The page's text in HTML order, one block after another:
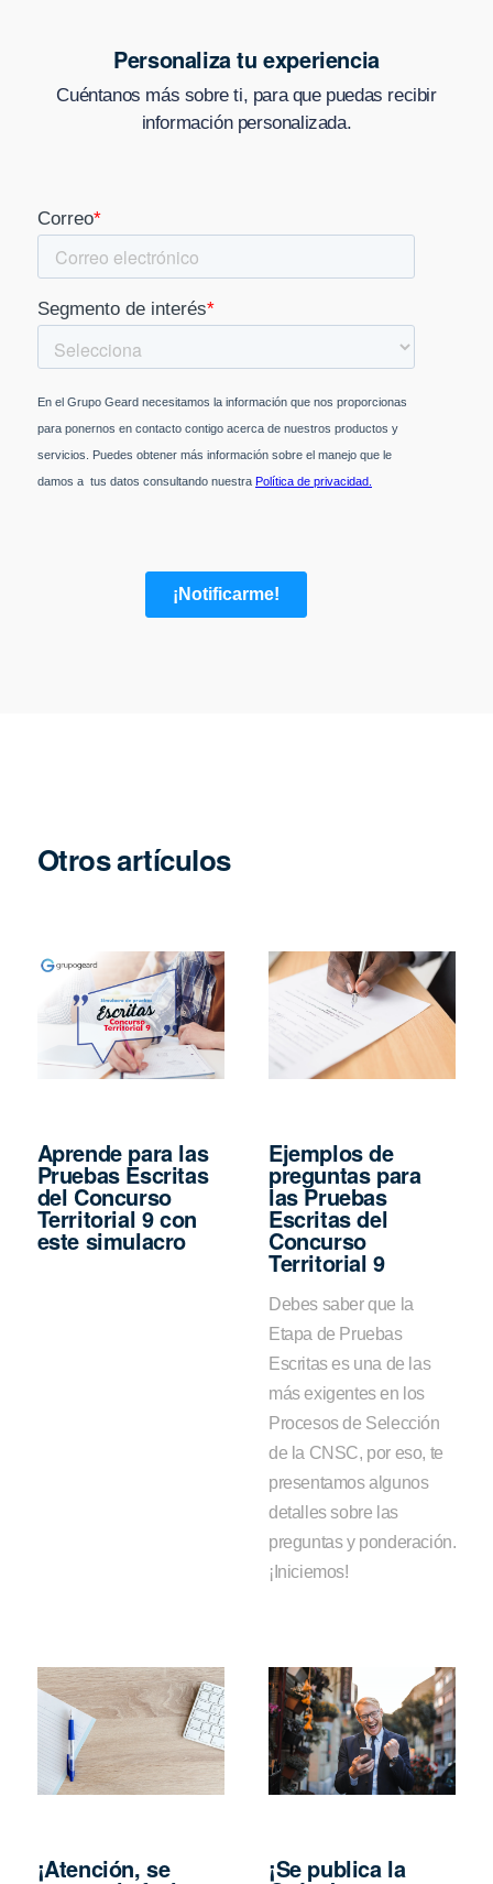
Personaliza tu experiencia
Cuéntanos más sobre ti, para que puedas recibir
información personalizada.
Otros artículos
Aprende para las
Pruebas Escritas
del Concurso
Territorial 9 con
este simulacro
Ejemplos de
preguntas para
las Pruebas
Escritas del
Concurso
Territorial 9
Debes saber que la
Etapa de Pruebas
Escritas es una de las
más exigentes en los
Procesos de Selección
de la CNSC, por eso, te
presentamos algunos
detalles sobre las
preguntas y ponderación.
¡Iniciemos!
¡Atención, se ¡Se publica la